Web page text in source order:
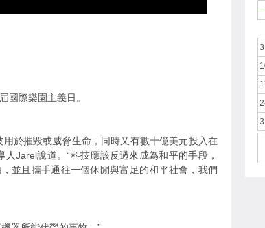
國際樂園主義日。
於摧毀或威脅生命，同時又有數十億美元投入在
Jarel說道。“科技應該反過來成為和平的手段，
並且攜手通往一個休閒與富足的和平社會，我們
3